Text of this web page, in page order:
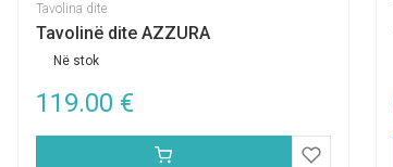
Tavolina dite
Tavolinë dite AZZURA
Në stok
119.00 €